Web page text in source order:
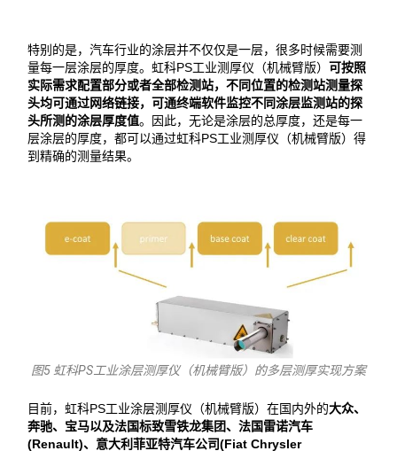
特别的是，汽车行业的涂层并不仅仅是一层，很多时候需要测
量每一层涂层的厚度。虹科PS工业测厚仪（机械臂版）可按照
实际需求配置部分或者全部检测站，不同位置的检测站测量探
头均可通过网络链接，可通终端软件监控不同涂层监测站的探
头所测的涂层厚度值。因此，无论是涂层的总厚度，还是每一
层涂层的厚度，都可以通过虹科PS工业测厚仪（机械臂版）得
到精确的测量结果。
图5 虹科PS工业涂层测厚仪（机械臂版）的多层测厚实现方案
目前，虹科PS工业涂层测厚仪（机械臂版）在国内外的大众、
奔驰、宝马以及法国标致雪铁龙集团、法国雷诺汽车
(Renault)、意大利菲亚特汽车公司(Fiat Chrysler